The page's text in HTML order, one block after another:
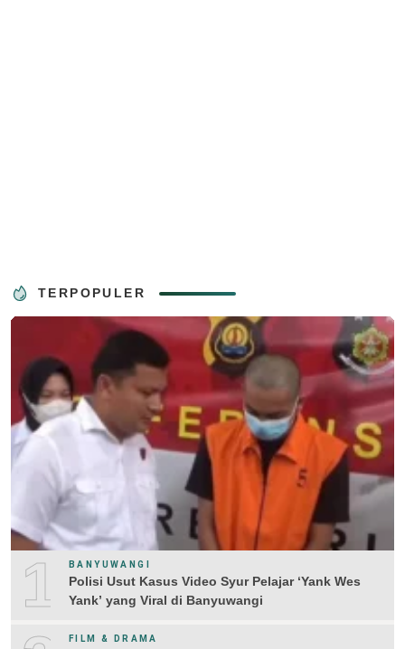
TERPOPULER
1 BANYUWANGI
Polisi Usut Kasus Video Syur Pelajar ‘Yank Wes
Yank’ yang Viral di Banyuwangi
FILM & DRAMA